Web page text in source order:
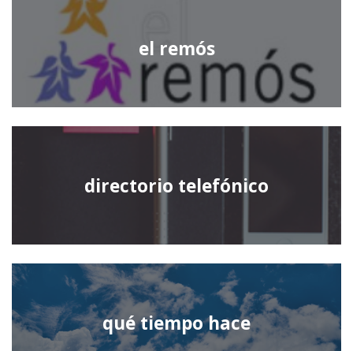
el remós
directorio telefónico
qué tiempo hace